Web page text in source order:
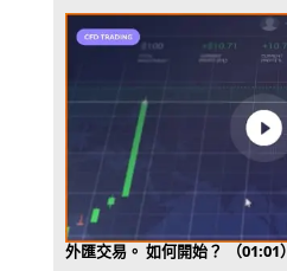
外匯交易。 如何開始？ （01:01）